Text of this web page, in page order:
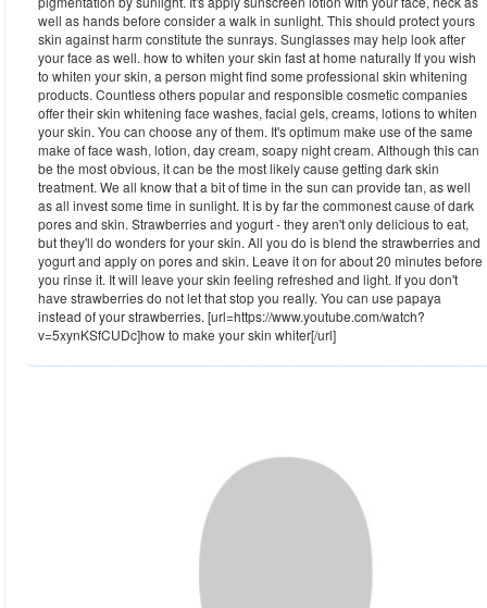
well as hands before consider a walk in sunlight. This should protect yours
skin against harm constitute the sunrays. Sunglasses may help look after
your face as well. how to whiten your skin fast at home naturally If you wish
to whiten your skin, a person might find some professional skin whitening
products. Countless others popular and responsible cosmetic companies
offer their skin whitening face washes, facial gels, creams, lotions to whiten
your skin. You can choose any of them. It's optimum make use of the same
make of face wash, lotion, day cream, soapy night cream. Although this can
be the most obvious, it can be the most likely cause getting dark skin
treatment. We all know that a bit of time in the sun can provide tan, as well
as all invest some time in sunlight. It is by far the commonest cause of dark
pores and skin. Strawberries and yogurt - they aren't only delicious to eat,
but they'll do wonders for your skin. All you do is blend the strawberries and
yogurt and apply on pores and skin. Leave it on for about 20 minutes before
you rinse it. It will leave your skin feeling refreshed and light. If you don't
have strawberries do not let that stop you really. You can use papaya
instead of your strawberries. [url=https://www.youtube.com/watch?
v=5xynKSfCUDc]how to make your skin whiter[/url]